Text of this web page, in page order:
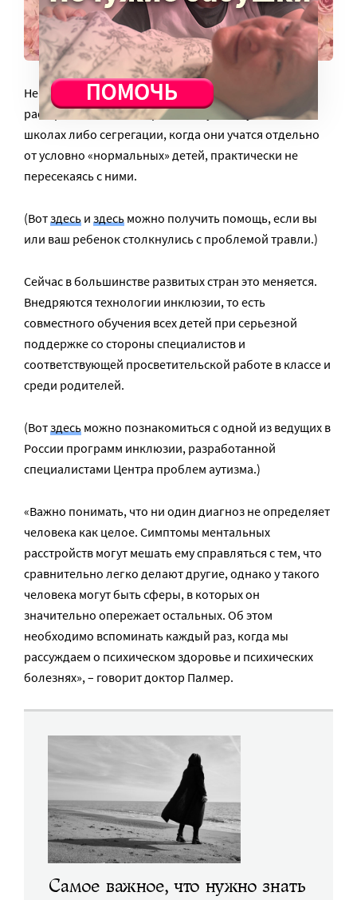
Нередко дети и подростки с ментальными
расстройствами подвергаются буллингу в обычных
школах либо сегрегации, когда они учатся отдельно
от условно «нормальных» детей, практически не
пересекаясь с ними.
(Вотздесь и здесь можно получить помощь, если вы
или ваш ребенок столкнулись с проблемой травли.)
Сейчас в большинстве развитых стран это меняется.
Внедряются технологии инклюзии, то есть
совместного обучения всех детей при серьезной
поддержке со стороны специалистов и
соответствующей просветительской работе в классе и
среди родителей.
(Вотздесь можно познакомиться с одной из ведущих в
России программ инклюзии, разработанной
специалистами Центра проблем аутизма.)
«Важно понимать, что ни один диагноз не определяет
человека как целое. Симптомы ментальных
расстройств могут мешать ему справляться с тем, что
сравнительно легко делают другие, однако у такого
человека могут быть сферы, в которых он
значительно опережает остальных. Об этом
необходимо вспоминать каждый раз, когда мы
рассуждаем о психическом здоровье и психических
болезнях», – говорит доктор Палмер.
Самое важное, что нужно знать